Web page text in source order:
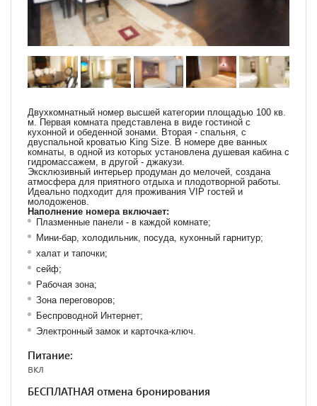
Двухкомнатный номер высшей категории площадью 100 кв.
м. Первая комната представлена в виде гостиной с
кухонной и обеденной зонами. Вторая - спальня, с
двуспальной кроватью King Size. В номере две ванных
комнаты, в одной из которых установлена душевая кабина с
гидромассажем, в другой - джакузи.
Эксклюзивный интерьер продуман до мелочей, создана
атмосфера для приятного отдыха и плодотворной работы.
Идеально подходит для проживания VIP гостей и
молодоженов.
Наполнение номера включает:
Плазменные панели - в каждой комнате;
Мини-бар, холодильник, посуда, кухонный гарнитур;
халат и тапочки;
сейф;
Рабочая зона;
Зона переговоров;
Беспроводной Интернет;
Электронный замок и карточка-ключ.
Питание:
вкл
БЕСПЛАТНАЯ отмена бронирования